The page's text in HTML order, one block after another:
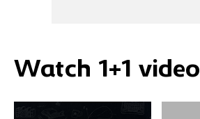
Watch 1+1 video